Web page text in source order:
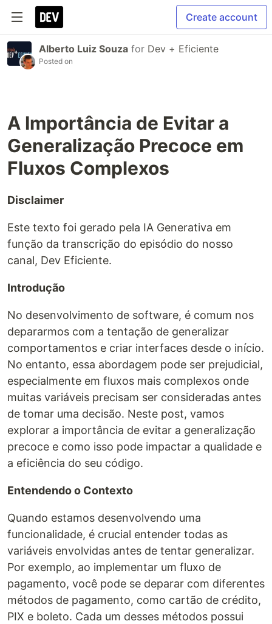
Create account
Alberto Luiz Souza for Dev + Eficiente
Posted on
A Importância de Evitar a
Generalização Precoce em
Fluxos Complexos
Disclaimer
Este texto foi gerado pela IA Generativa em
função da transcrição do episódio do nosso
canal, Dev Eficiente.
Introdução
No desenvolvimento de software, é comum nos
depararmos com a tentação de generalizar
comportamentos e criar interfaces desde o início.
No entanto, essa abordagem pode ser prejudicial,
especialmente em fluxos mais complexos onde
muitas variáveis precisam ser consideradas antes
de tomar uma decisão. Neste post, vamos
explorar a importância de evitar a generalização
precoce e como isso pode impactar a qualidade e
a eficiência do seu código.
Entendendo o Contexto
Quando estamos desenvolvendo uma
funcionalidade, é crucial entender todas as
variáveis envolvidas antes de tentar generalizar.
Por exemplo, ao implementar um fluxo de
pagamento, você pode se deparar com diferentes
métodos de pagamento, como cartão de crédito,
PIX e boleto. Cada um desses métodos possui